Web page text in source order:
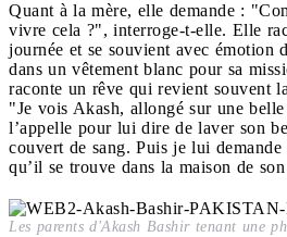
Quant à la mère, elle demande :
vivre cela ?", interroge-t-elle. Elle
journée et se souvient avec émotion
dans un vêtement blanc pour sa
raconte un rêve qui revient souvent
"Je vois Akash, allongé sur une
l’appelle pour lui dire de laver son
couvert de sang. Puis je lui
qu’il se trouve dans la maison de
Les parents d'Akash Bashir tenant une